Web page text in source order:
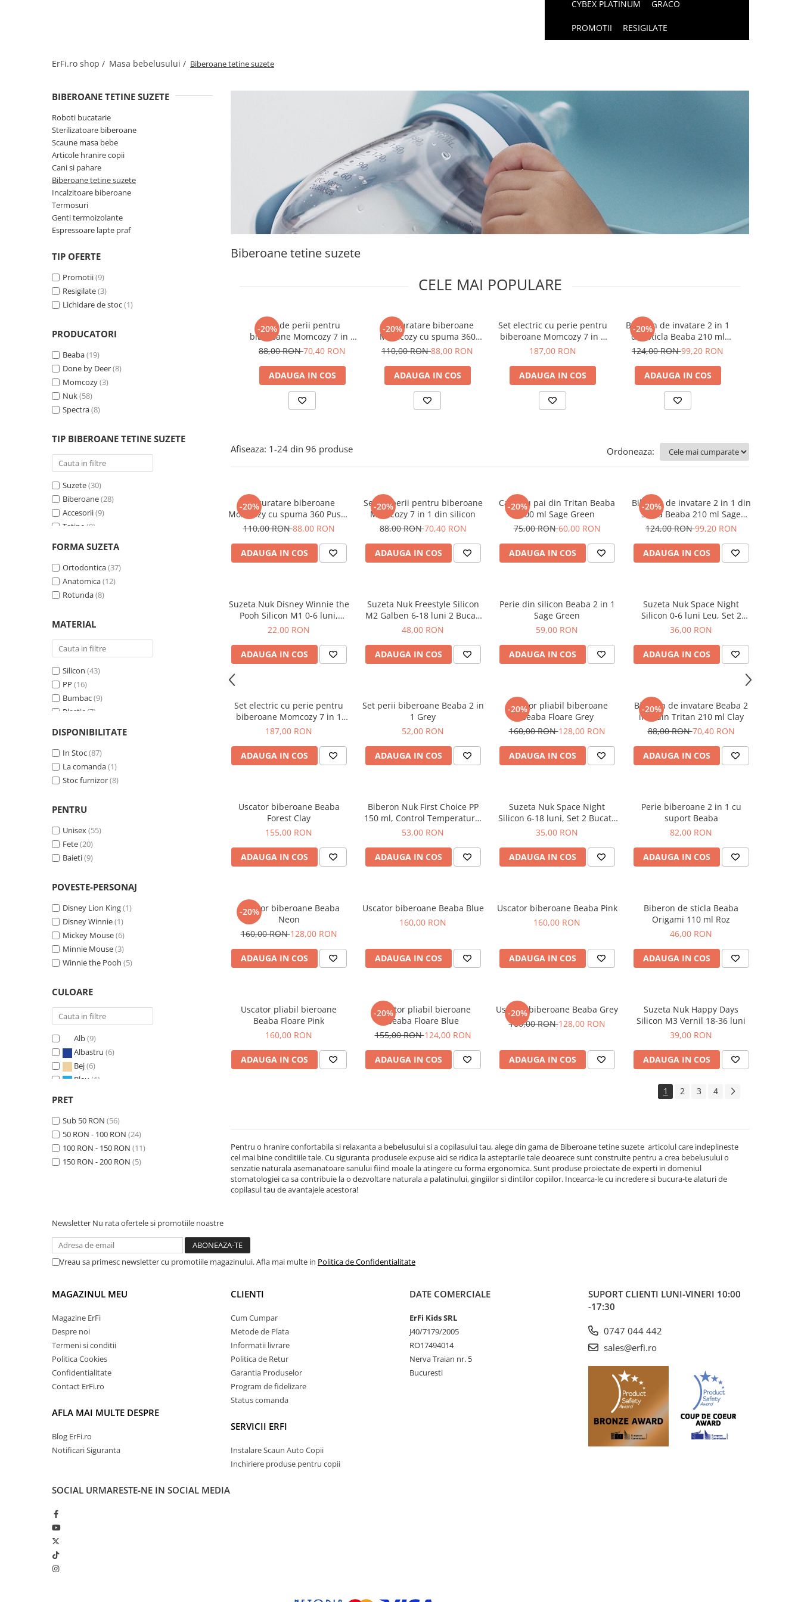
Frumusete si Bijuterii
CYBEX PLATINUM GRACO
PROMOTII RESIGILATE
ErFi.ro shop / Masa bebelusului / Biberoane tetine suzete
Biberoane tetine suzete
BIBEROANE TETINE SUZETE
Roboti bucatarie
Sterilizatoare biberoane
Scaune masa bebe
Articole hranire copii
Cani si pahare
Biberoane tetine suzete
Incalzitoare biberoane
Termosuri
Genti termoizolante
Espressoare lapte praf
TIP OFERTE
Promotii(9)
Resigilate(3)
Lichidare de stoc(1)
PRODUCATORI
Beaba(19)
Done by Deer(8)
Momcozy(3)
Nuk(58)
Spectra(8)
TIP BIBEROANE TETINE SUZETE
Suzete(30)
Biberoane(28)
Accesorii(9)
Tetine (9)
Perii de curatare
Lanturi suzete(2)
FORMA SUZETA
Ortodontica(37)
Anatomica(12)
Rotunda(8)
MATERIAL
Silicon (43)
PP (16)
Bumbac(9)
Plastic (7)
Tritan (4)
Textil(1)
Metal(1)
DISPONIBILITATE
In Stoc(87)
La comanda(1)
Stoc furnizor(8)
PENTRU
Unisex(55)
Fete(20)
Baieti(9)
POVESTE-PERSONAJ
Disney Lion King(1)
Disney Winnie(1)
Mickey Mouse(6)
Minnie Mouse(3)
Winnie the Pooh (5)
CULOARE
Alb(9)
Albastru (6)
Bej(6)
Bleu (1)
Multicolor(4)
Portocaliu(1)
Rosu (1)
Roz(12)
PRET
Sub 50 RON (56)
50 RON - 100 RON (24)
100 RON - 150 RON (11)
150 RON - 200 RON (5)
CELE MAI POPULARE
-20%
Set de perii pentru
biberoane Momcozy 7 in 1
din silicon
88,00 RON70,40 RON
ADAUGA IN COS
-20%
Set curatare biberoane
Momcozy cu spuma 360
Push-Press Green
110,00 RON88,00 RON
ADAUGA IN COS
Set electric cu perie pentru
biberoane Momcozy 7 in 1
Green
187,00 RON
ADAUGA IN COS
-20%
Biberon de invatare 2 in 1
din Sticla Beaba 210 ml
Sage Green
124,00 RON99,20 RON
ADAUGA IN COS
Afiseaza: 1-24 din 96 produse Ordoneaza:
-20%
Set curatare biberoane
Momcozy cu spuma 360 Push-
Press Green
110,00 RON88,00 RON
ADAUGA IN COS
-20%
Set de perii pentru biberoane
Momcozy 7 in 1 din silicon
88,00 RON70,40 RON
ADAUGA IN COS
-20%
Cana cu pai din Tritan Beaba
300 ml Sage Green
75,00 RON60,00 RON
ADAUGA IN COS
-20%
Biberon de invatare 2 in 1 din
Sticla Beaba 210 ml Sage
Green
124,00 RON99,20 RON
ADAUGA IN COS
Suzeta Nuk Disney Winnie the
Pooh Silicon M1 0-6 luni,
Winnie
22,00 RON
ADAUGA IN COS
Suzeta Nuk Freestyle Silicon
M2 Galben 6-18 luni 2 Bucati
Set
48,00 RON
ADAUGA IN COS
Perie din silicon Beaba 2 in 1
Sage Green
59,00 RON
ADAUGA IN COS
Suzeta Nuk Space Night
Silicon 0-6 luni Leu, Set 2
Bucati
36,00 RON
ADAUGA IN COS
Set electric cu perie pentru
biberoane Momcozy 7 in 1
Green
187,00 RON
ADAUGA IN COS
Set perii biberoane Beaba 2 in
1 Grey
52,00 RON
ADAUGA IN COS
-20%
Uscator pliabil biberoane
Beaba Floare Grey
160,00 RON128,00 RON
ADAUGA IN COS
-20%
Biberon de invatare Beaba 2
in 1 din Tritan 210 ml Clay
88,00 RON70,40 RON
ADAUGA IN COS
Uscator biberoane Beaba
Forest Clay
155,00 RON
ADAUGA IN COS
Biberon Nuk First Choice PP
150 ml, Control Temperatura,
Tetina Invatare Silicon 6-18
53,00 RON
ADAUGA IN COS
Suzeta Nuk Space Night
Silicon 6-18 luni, Set 2 Bucati,
Leu
35,00 RON
ADAUGA IN COS
Perie biberoane 2 in 1 cu
suport Beaba
82,00 RON
ADAUGA IN COS
-20%
Uscator biberoane Beaba
Neon
160,00 RON128,00 RON
ADAUGA IN COS
Uscator biberoane Beaba Blue
160,00 RON
ADAUGA IN COS
Uscator biberoane Beaba Pink
160,00 RON
ADAUGA IN COS
Biberon de sticla Beaba
Origami 110 ml Roz
46,00 RON
ADAUGA IN COS
Uscator pliabil bieroane
Beaba Floare Pink
160,00 RON
ADAUGA IN COS
-20%
Uscator pliabil bieroane
Beaba Floare Blue
155,00 RON124,00 RON
ADAUGA IN COS
-20%
Uscator biberoane Beaba Grey
160,00 RON128,00 RON
ADAUGA IN COS
Suzeta Nuk Happy Days
Silicon M3 Vernil 18-36 luni
39,00 RON
ADAUGA IN COS
1 2 3 4
Pentru o hranire confortabila si relaxanta a bebelusului si a copilasului tau, alege din gama de Biberoane tetine suzete articolul care indeplineste
cel mai bine conditiile tale. Cu siguranta produsele expuse aici se ridica la asteptarile tale deoarece sunt construite pentru a crea bebelusului o
senzatie naturala asemanatoare sanului fiind moale la atingere cu forma ergonomica. Sunt produse proiectate de experti in domeniul
stomatologiei ca sa contribuie la o dezvoltare naturala a palatinului, gingiilor si dintilor copiilor. Incearca-le cu incredere si bucura-te alaturi de
copilasul tau de avantajele acestora!
Newsletter Nu rata ofertele si promotiile noastre
Vreau sa primesc newsletter cu promotiile magazinului. Afla mai multe in Politica de Confidentialitate
MAGAZINUL MEU
Magazine ErFi
Despre noi
Termeni si conditii
Politica Cookies
Confidentialitate
Contact ErFi.ro
AFLA MAI MULTE DESPRE
Blog ErFi.ro
Notificari Siguranta
CLIENTI
Cum Cumpar
Metode de Plata
Informatii livrare
Politica de Retur
Garantia Produselor
Program de fidelizare
Status comanda
SERVICII ERFI
Instalare Scaun Auto Copii
Inchiriere produse pentru copii
DATE COMERCIALE
ErFi Kids SRL
J40/7179/2005
RO17494014
Nerva Traian nr. 5
Bucuresti
SUPORT CLIENTI LUNI-VINERI 10:00
-17:30
0747 044 442
sales@erfi.ro
SOCIAL URMARESTE-NE IN SOCIAL MEDIA